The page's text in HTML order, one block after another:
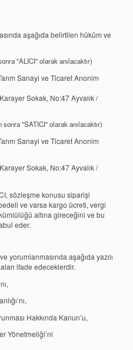
aşağıda belirtilen hüküm ve
"ALICI" olarak anılacaktır)
Sanayi ve Ticaret Anonim
Sokak, No:47 Ayvalık /
sonra "SATICI" olarak anılacaktır)
Sanayi ve Ticaret Anonim
Sokak, No:47 Ayvalık /
sözleşme konusu siparişi
ve varsa kargo ücreti, vergi
altına gireceğini ve bu
eder.
yorumlanmasında aşağıda yazılı
ifade edeceklerdir.
Hakkında Kanun’u,
Yönetmeliği’ni